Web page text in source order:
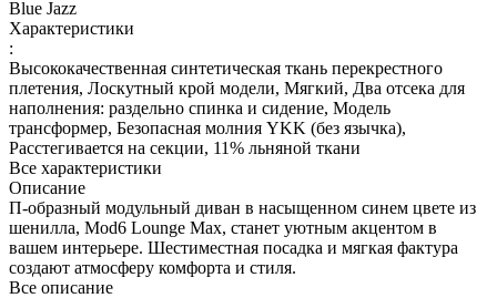
Blue Jazz
Характеристики
:
Высококачественная синтетическая ткань перекрестного
плетения, Лоскутный крой модели, Мягкий, Два отсека для
наполнения: раздельно спинка и сидение, Модель
трансформер, Безопасная молния YKK (без язычка),
Расстегивается на секции, 11% льняной ткани
Все характеристики
Описание
П-образный модульный диван в насыщенном синем цвете из
шенилла, Mod6 Lounge Max, станет уютным акцентом в
вашем интерьере. Шестиместная посадка и мягкая фактура
создают атмосферу комфорта и стиля.
Все описание